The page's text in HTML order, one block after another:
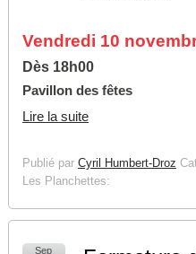
Vendredi 10
Dès 18h00
Pavillon des fêtes
Lire la suite
Publié par Cyril Humbert-Droz
Les Planchettes:
Sep